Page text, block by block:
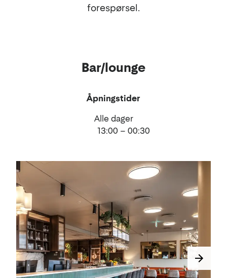
forespørsel.
Bar/lounge
Åpningstider
Alle dager
13:00 – 00:30